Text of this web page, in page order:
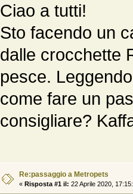
Ciao a tutti!
Sto facendo un
dalle crocchette
pesce.
come fare un
consigliare?
Re:passaggio a Metropets
« Risposta #1 il: 22 Aprile 2020,